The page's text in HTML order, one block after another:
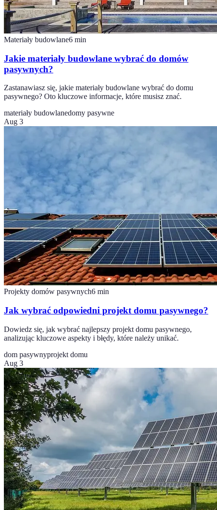
Materiały budowlane6 min
Jakie materiały budowlane wybrać do domów
pasywnych?
Zastanawiasz się, jakie materiały budowlane wybrać do domu
pasywnego? Oto kluczowe informacje, które musisz znać.
materiały budowlanedomy pasywne
Aug 3
Projekty domów pasywnych6 min
Jak wybrać odpowiedni projekt domu pasywnego?
Dowiedz się, jak wybrać najlepszy projekt domu pasywnego,
analizując kluczowe aspekty i błędy, które należy unikać.
dom pasywnyprojekt domu
Aug 3